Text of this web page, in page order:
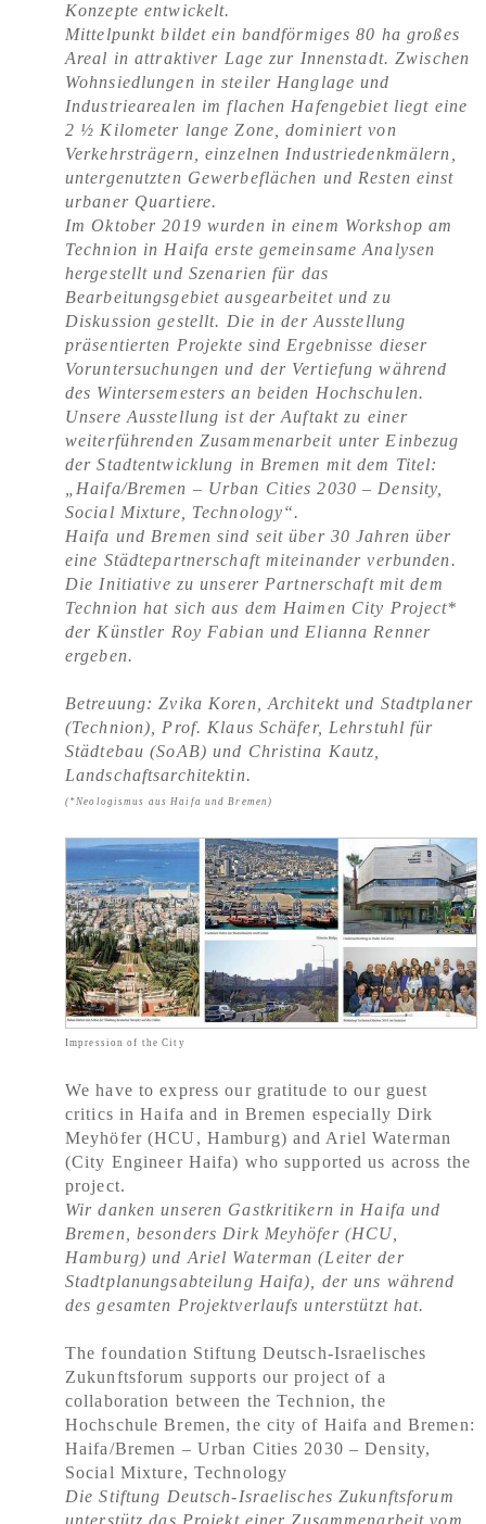
Konzepte entwickelt.
Mittelpunkt bildet ein bandförmiges 80 ha großes
Areal in attraktiver Lage zur Innenstadt. Zwischen
Wohnsiedlungen in steiler Hanglage und
Industriearealen im flachen Hafengebiet liegt eine
2 ½ Kilometer lange Zone, dominiert von
Verkehrsträgern, einzelnen Industriedenkmälern,
untergenutzten Gewerbeflächen und Resten einst
urbaner Quartiere.
Im Oktober 2019 wurden in einem Workshop am
Technion in Haifa erste gemeinsame Analysen
hergestellt und Szenarien für das
Bearbeitungsgebiet ausgearbeitet und zu
Diskussion gestellt. Die in der Ausstellung
präsentierten Projekte sind Ergebnisse dieser
Voruntersuchungen und der Vertiefung während
des Wintersemesters an beiden Hochschulen.
Unsere Ausstellung ist der Auftakt zu einer
weiterführenden Zusammenarbeit unter Einbezug
der Stadtentwicklung in Bremen mit dem Titel:
„Haifa/Bremen – Urban Cities 2030 – Density,
Social Mixture, Technology“.
Haifa und Bremen sind seit über 30 Jahren über
eine Städtepartnerschaft miteinander verbunden.
Die Initiative zu unserer Partnerschaft mit dem
Technion hat sich aus dem Haimen City Project*
der Künstler Roy Fabian und Elianna Renner
ergeben.
Betreuung: Zvika Koren, Architekt und Stadtplaner
(Technion), Prof. Klaus Schäfer, Lehrstuhl für
Städtebau (SoAB) und Christina Kautz,
Landschaftsarchitektin.
(*Neologismus aus Haifa und Bremen)
Impression of the City
We have to express our gratitude to our guest
critics in Haifa and in Bremen especially Dirk
Meyhöfer (HCU, Hamburg) and Ariel Waterman
(City Engineer Haifa) who supported us across the
project.
Wir danken unseren Gastkritikern in Haifa und
Bremen, besonders Dirk Meyhöfer (HCU,
Hamburg) und Ariel Waterman (Leiter der
Stadtplanungsabteilung Haifa), der uns während
des gesamten Projektverlaufs unterstützt hat.
The foundation Stiftung Deutsch-Israelisches
Zukunftsforum supports our project of a
collaboration between the Technion, the
Hochschule Bremen, the city of Haifa and Bremen:
Haifa/Bremen – Urban Cities 2030 – Density,
Social Mixture, Technology
Die Stiftung Deutsch-Israelisches Zukunftsforum